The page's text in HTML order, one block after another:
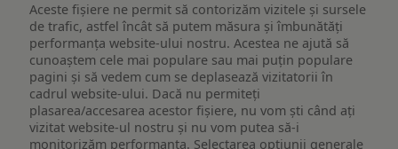
Aceste fișiere ne permit să contorizăm vizitele și sursele
de trafic, astfel încât să putem măsura și îmbunătăți
performanța website-ului nostru. Acestea ne ajută să
cunoaștem cele mai populare sau mai puțin populare
pagini și să vedem cum se deplasează vizitatorii în
cadrul website-ului. Dacă nu permiteți
plasarea/accesarea acestor fișiere, nu vom ști când ați
vizitat website-ul nostru și nu vom putea să-i
monitorizăm performanța. Selectarea opțiunii generale